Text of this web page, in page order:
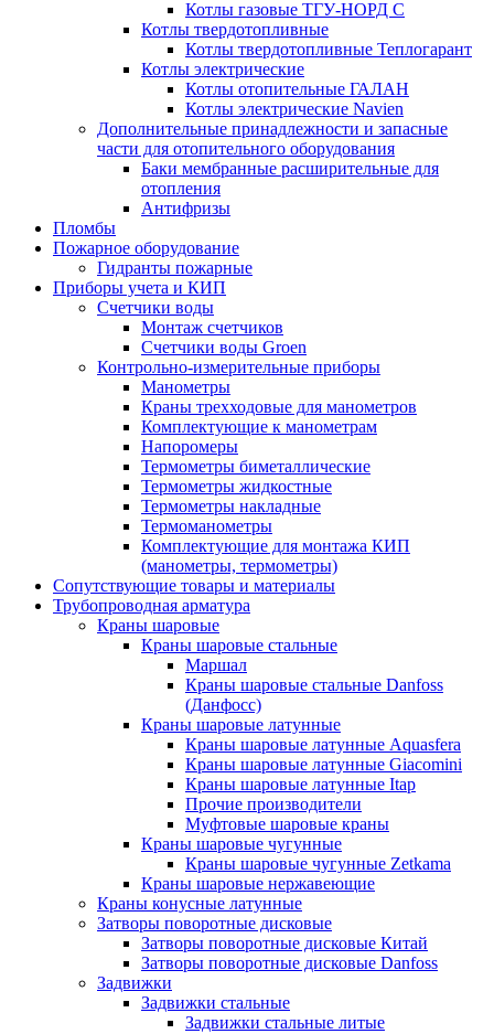
Котлы газовые ТГУ-НОРД С
Котлы твердотопливные
Котлы твердотопливные Теплогарант
Котлы электрические
Котлы отопительные ГАЛАН
Котлы электрические Navien
Дополнительные принадлежности и запасные
части для отопительного оборудования
Баки мембранные расширительные для
отопления
Антифризы
Пломбы
Пожарное оборудование
Гидранты пожарные
Приборы учета и КИП
Счетчики воды
Монтаж счетчиков
Счетчики воды Groen
Контрольно-измерительные приборы
Манометры
Краны трехходовые для манометров
Комплектующие к манометрам
Напоромеры
Термометры биметаллические
Термометры жидкостные
Термометры накладные
Термоманометры
Комплектующие для монтажа КИП
(манометры, термометры)
Сопутствующие товары и материалы
Трубопроводная арматура
Краны шаровые
Краны шаровые стальные
Маршал
Краны шаровые стальные Danfoss
(Данфосс)
Краны шаровые латунные
Краны шаровые латунные Aquasfera
Краны шаровые латунные Giacomini
Краны шаровые латунные Itap
Прочие производители
Муфтовые шаровые краны
Краны шаровые чугунные
Краны шаровые чугунные Zetkama
Краны шаровые нержавеющие
Краны конусные латунные
Затворы поворотные дисковые
Затворы поворотные дисковые Китай
Затворы поворотные дисковые Danfoss
Задвижки
Задвижки стальные
Задвижки стальные литые